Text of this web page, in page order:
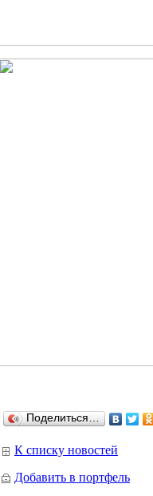
Поделиться…
К списку новостей
Добавить в портфель